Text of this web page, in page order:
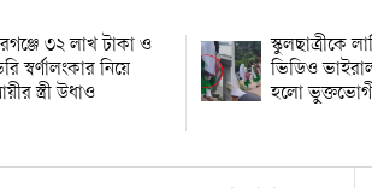
৩২ লাখ টাকা ও
স্বর্ণালংকার নিয়ে
স্ত্রী উধাও
স্কুলছাত্রীকে
ভিডিও
হলো